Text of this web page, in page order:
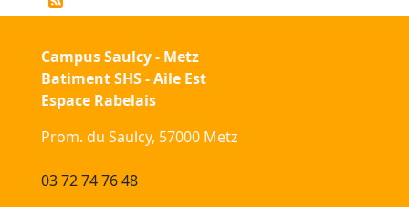
Campus Saulcy - Metz
Batiment SHS - Aile Est
Espace Rabelais
Prom. du Saulcy, 57000 Metz
03 72 74 76 48